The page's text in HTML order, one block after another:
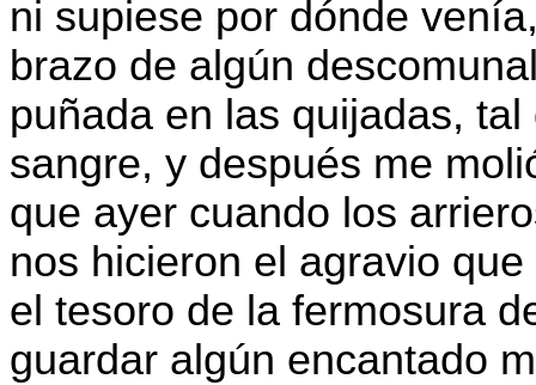
ni supiese por dónde
brazo de algún
puñada en las quijadas,
sangre, y después me
que ayer cuando los
nos hicieron el agravio
el tesoro de la fermosura
guardar algún encantado